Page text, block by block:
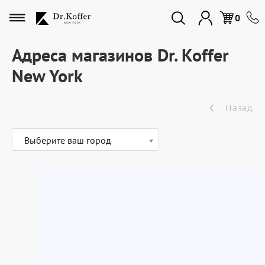
0
Избранное
Дорожная коллекция
Женская коллекция
Адреса магазинов Dr. Koffer
New York
Назад
Выберите ваш город